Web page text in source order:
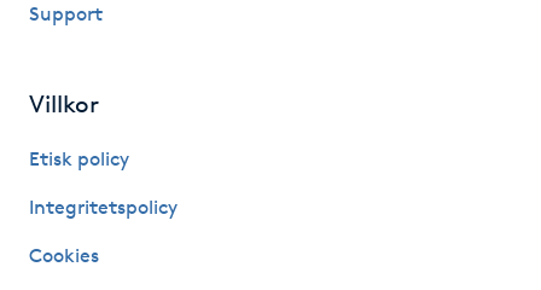
Hårbottenbehandling
Hårförlängning
Support
Villkor
Etisk policy
Integritetspolicy
Cookies